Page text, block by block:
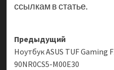
ссылкам в статье.
Навигация
записи
Предыдущий
Ноутбук ASUS TUF Gaming
90NR0CS5-M00E30